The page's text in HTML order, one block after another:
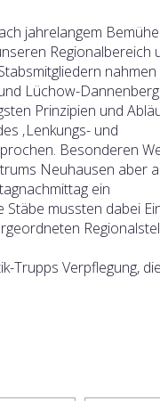
jahrelangem
Regionalbereich
Lüchow-
Prinzipien und
‚Lenkungs- und
Besonderen
Neuhausen aber
ein
Stäbe mussten dabei
Trupps Verpflegung,